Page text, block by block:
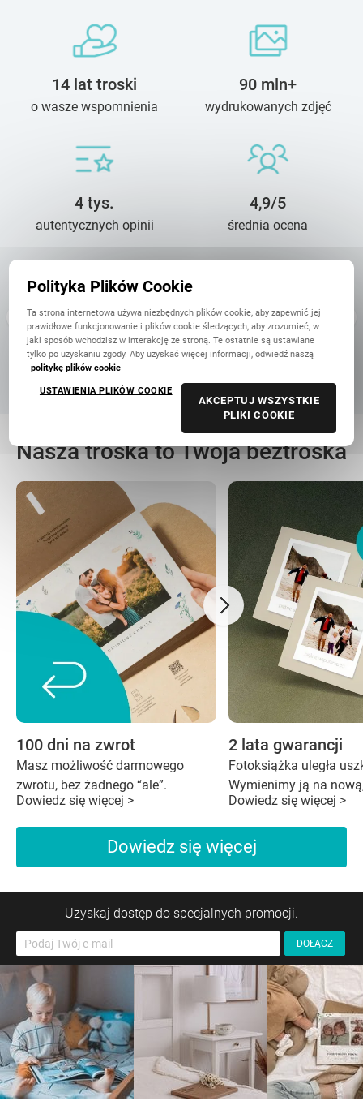
14 lat troski
o wasze wspomnienia
90 mln+
wydrukowanych zdjęć
4 tys.
autentycznych opinii
4,9/5
średnia ocena
Małgorzata
Jestem bardzo zadowolona. Projektowanie fotoksiazki bylo
ogromna przyjemnoscia. Bałam sie, ze nie dojdzie na czas, ale
wszystko sie dobrze ułożyło i książka dotarła. Polecam Printu.
Super szablony ...
Nasza troska to Twoja beztroska
100 dni na zwrot
Masz możliwość darmowego
zwrotu, bez żadnego “ale”.
Dowiedz się więcej >
2 lata gwarancji
Fotoksiążka uległa
Wymienimy ją na
Dowiedz się więcej >
Dowiedz się więcej
Uzyskaj dostęp do specjalnych promocji.
Polityka Plików Cookie
Ta strona internetowa używa niezbędnych plików cookie, aby zapewnić jej
prawidłowe funkcjonowanie i plików cookie śledzących, aby zrozumieć, w
jaki sposób wchodzisz w interakcję ze stroną. Te ostatnie są ustawiane
tylko po uzyskaniu zgody. Aby uzyskać więcej informacji, odwiedź naszą
politykę plików cookie
USTAWIENIA PLIKÓW COOKIE
AKCEPTUJ WSZYSTKIE
PLIKI COOKIE